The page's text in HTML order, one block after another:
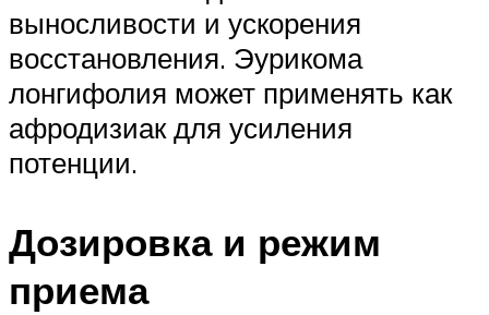
выносливости и ускорения
восстановления. Эурикома
лонгифолия может применять как
афродизиак для усиления
потенции.
Дозировка и режим
приема